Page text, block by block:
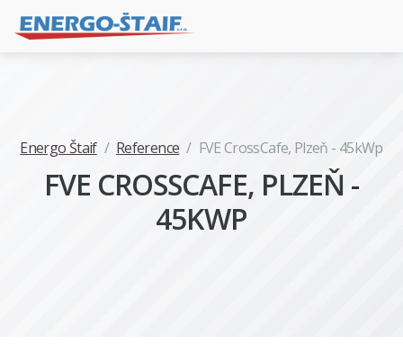
Energo Štaif / Reference / FVE CrossCafe, Plzeň - 45kWp
FVE CROSSCAFE, PLZEŇ -
45KWP